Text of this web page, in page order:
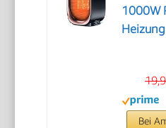
1000W
Leise
für
Bei